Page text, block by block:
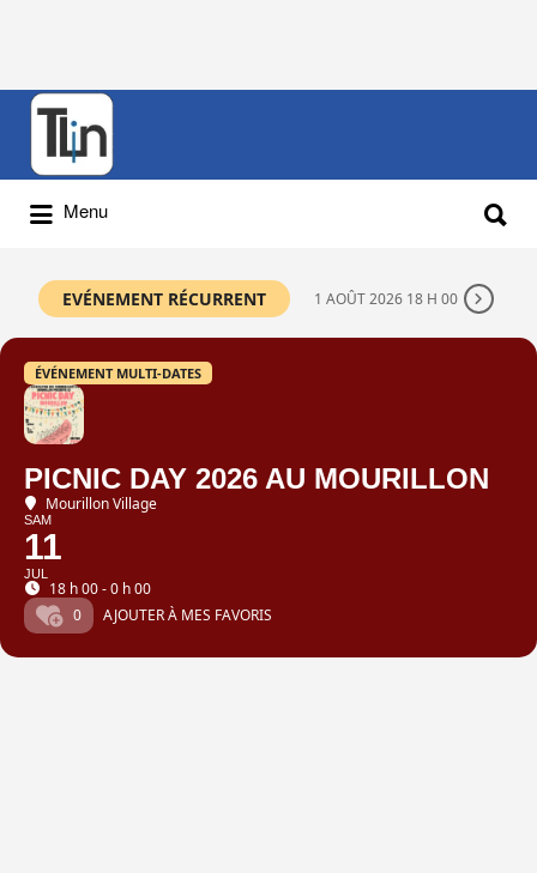
Rechercher
Menu
EVÉNEMENT RÉCURRENT 1 AOÛT 2026 18 H 00
ÉVÉNEMENT MULTI-DATES
PICNIC DAY 2026 AU MOURILLON
Mourillon Village
SAM
11
JUL
18 h 00 - 0 h 00
0
AJOUTER À MES FAVORIS